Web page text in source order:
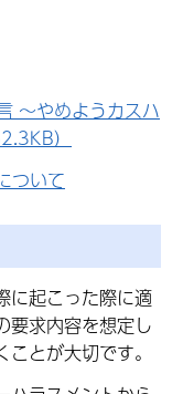
～やめようカスハ
）
ついて
に起こった際に適
要求内容を想定し
とが大切です。